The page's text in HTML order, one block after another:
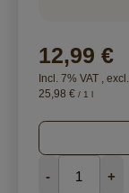
12,99 €
Incl. 7% VAT excl.
25,98 €/ 1 l
- +